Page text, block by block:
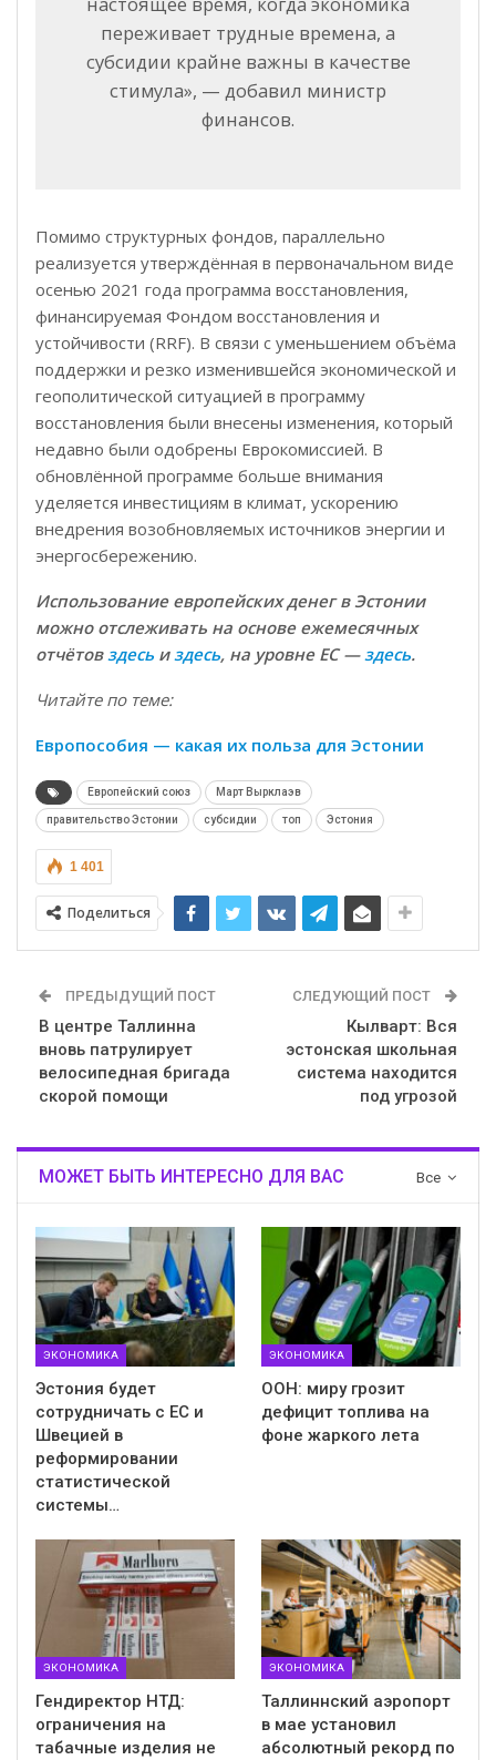
переживает трудные времена, а
субсидии крайне важны в качестве
стимула», — добавил министр
финансов.
Помимо структурных фондов, параллельно
реализуется утверждённая в первоначальном виде
осенью 2021 года программа восстановления,
финансируемая Фондом восстановления и
устойчивости (RRF). В связи с уменьшением объёма
поддержки и резко изменившейся экономической и
геополитической ситуацией в программу
восстановления были внесены изменения, который
недавно были одобрены Еврокомиссией. В
обновлённой программе больше внимания
уделяется инвестициям в климат, ускорению
внедрения возобновляемых источников энергии и
энергосбережению.
Использование европейских денег в Эстонии
можно отслеживать на основе ежемесячных
отчётовздесь издесь, на уровне ЕС —здесь.
Читайте по теме:
Европособия — какая их польза для Эстонии
Европейский союз Март Вырклаэв
правительство Эстонии субсидии топ Эстония
1 401
Поделиться
ПРЕДЫДУЩИЙ ПОСТ
В центре Таллинна
вновь патрулирует
велосипедная бригада
скорой помощи
СЛЕДУЮЩИЙ ПОСТ
Кылварт: Вся
эстонская школьная
система находится
под угрозой
Все
МОЖЕТ БЫТЬ ИНТЕРЕСНО ДЛЯ ВАС
ЭКОНОМИКА
Эстония будет
сотрудничать с ЕС и
Швецией в
реформировании
статистической
системы…
ЭКОНОМИКА
ООН: миру грозит
дефицит топлива на
фоне жаркого лета
ЭКОНОМИКА
Гендиректор НТД:
ограничения на
табачные изделия не
ЭКОНОМИКА
Таллиннский аэропорт
в мае установил
абсолютный рекорд по